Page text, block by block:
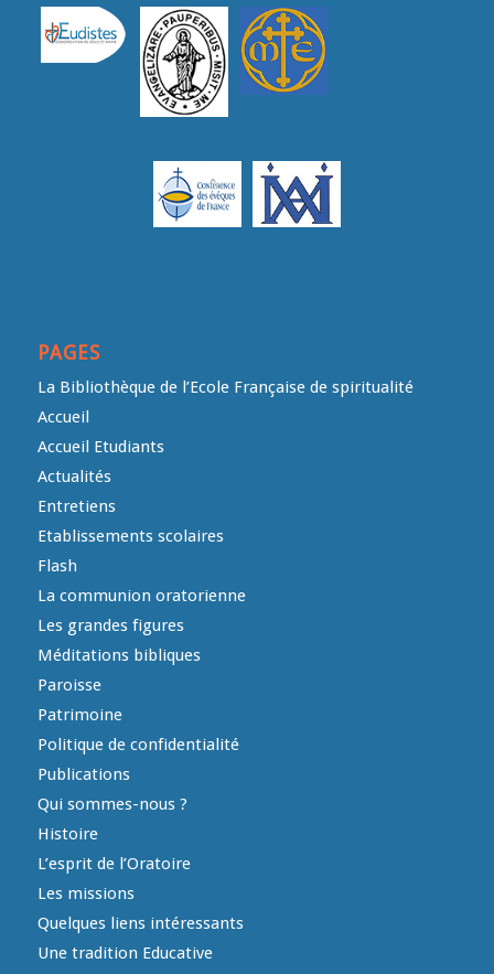
PAGES
La Bibliothèque de l’Ecole Française de spiritualité
Accueil
Accueil Etudiants
Actualités
Entretiens
Etablissements scolaires
Flash
La communion oratorienne
Les grandes figures
Méditations bibliques
Paroisse
Patrimoine
Politique de confidentialité
Publications
Qui sommes-nous ?
Histoire
L’esprit de l’Oratoire
Les missions
Quelques liens intéressants
Une tradition Educative